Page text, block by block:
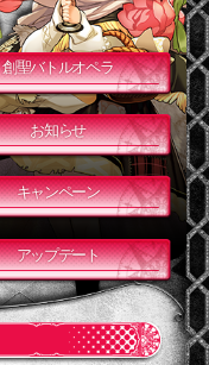
創聖バトルオペラ
お知らせ
キャンペーン
アップデート